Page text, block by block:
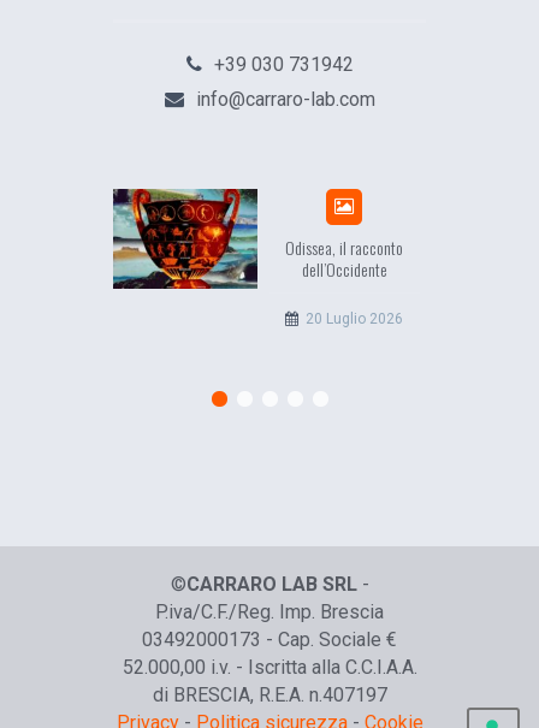
+39 030 731942
info@carraro-lab.com
Odissea, il racconto
dell’Occidente
20 Luglio 2026
©CARRARO LAB SRL-
P.iva/C.F./Reg. Imp. Brescia
03492000173 - Cap. Sociale €
52.000,00 i.v. - Iscritta alla C.C.I.A.A.
di BRESCIA, R.E.A. n.407197
Privacy- Politica sicurezza- Cookie